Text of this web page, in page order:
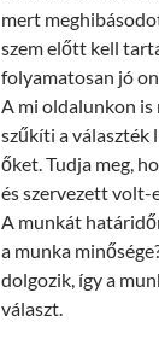
mert
szem előtt kell
folyamatosan jó
A mi oldalunkon
szűkíti a választék
őket. Tudja meg,
és szervezett volt-
A munkát
a munka
dolgozik, így a
választ.